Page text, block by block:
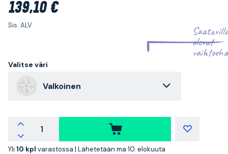
139,10 €
Sis. ALV
olevat
Valitse väri
Valkoinen
Yli 10 kpl varastossa | Lähetetään ma 10. elokuuta